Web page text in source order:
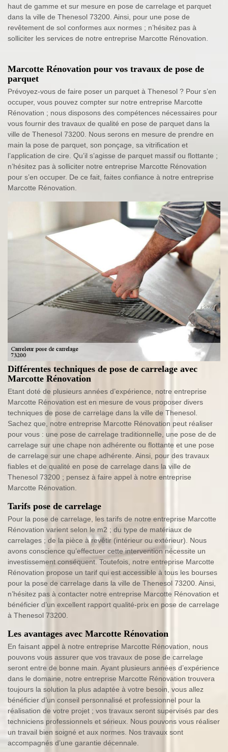
haut de gamme et sur mesure en pose de carrelage et parquet
dans la ville de Thenesol 73200. Ainsi, pour une pose de
revêtement de sol conformes aux normes ; n’hésitez pas à
solliciter les services de notre entreprise Marcotte Rénovation.
Marcotte Rénovation pour vos travaux de pose de
parquet
Prévoyez-vous de faire poser un parquet à Thenesol ? Pour s’en
occuper, vous pouvez compter sur notre entreprise Marcotte
Rénovation ; nous disposons des compétences nécessaires pour
vous fournir des travaux de qualité en pose de parquet dans la
ville de Thenesol 73200. Nous serons en mesure de prendre en
main la pose de parquet, son ponçage, sa vitrification et
l’application de cire. Qu’il s’agisse de parquet massif ou flottante ;
n’hésitez pas à solliciter notre entreprise Marcotte Rénovation
pour s’en occuper. De ce fait, faites confiance à notre entreprise
Marcotte Rénovation.
Différentes techniques de pose de carrelage avec
Marcotte Rénovation
Etant doté de plusieurs années d’expérience, notre entreprise
Marcotte Rénovation est en mesure de vous proposer divers
techniques de pose de carrelage dans la ville de Thenesol.
Sachez que, notre entreprise Marcotte Rénovation peut réaliser
pour vous : une pose de carrelage traditionnelle, une pose de de
carrelage sur une chape non adhérente ou flottante et une pose
de carrelage sur une chape adhérente. Ainsi, pour des travaux
fiables et de qualité en pose de carrelage dans la ville de
Thenesol 73200 ; pensez à faire appel à notre entreprise
Marcotte Rénovation.
Tarifs pose de carrelage
Pour la pose de carrelage, les tarifs de notre entreprise Marcotte
Rénovation varient selon le m2 ; du type de matériaux de
carrelages ; de la pièce à revêtir (intérieur ou extérieur). Nous
avons conscience qu’effectuer cette intervention nécessite un
investissement conséquent. Toutefois, notre entreprise Marcotte
Rénovation propose un tarif qui est accessible à tous les bourses
pour la pose de carrelage dans la ville de Thenesol 73200. Ainsi,
n’hésitez pas à contacter notre entreprise Marcotte Rénovation et
bénéficier d’un excellent rapport qualité-prix en pose de carrelage
à Thenesol 73200.
Les avantages avec Marcotte Rénovation
En faisant appel à notre entreprise Marcotte Rénovation, nous
pouvons vous assurer que vos travaux de pose de carrelage
seront entre de bonne main. Ayant plusieurs années d’expérience
dans le domaine, notre entreprise Marcotte Rénovation trouvera
toujours la solution la plus adaptée à votre besoin, vous allez
bénéficier d’un conseil personnalisé et professionnel pour la
réalisation de votre projet ; vos travaux seront supervisés par des
techniciens professionnels et sérieux. Nous pouvons vous réaliser
un travail bien soigné et aux normes. Nos travaux sont
accompagnés d’une garantie décennale.